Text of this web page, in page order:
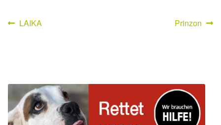
Partnertierheim La Linea in Spanien
Aktion „Hilfe La Linea“
Beitragsnavigation
Vorheriger
LAIKA
Nächster
Prinzon